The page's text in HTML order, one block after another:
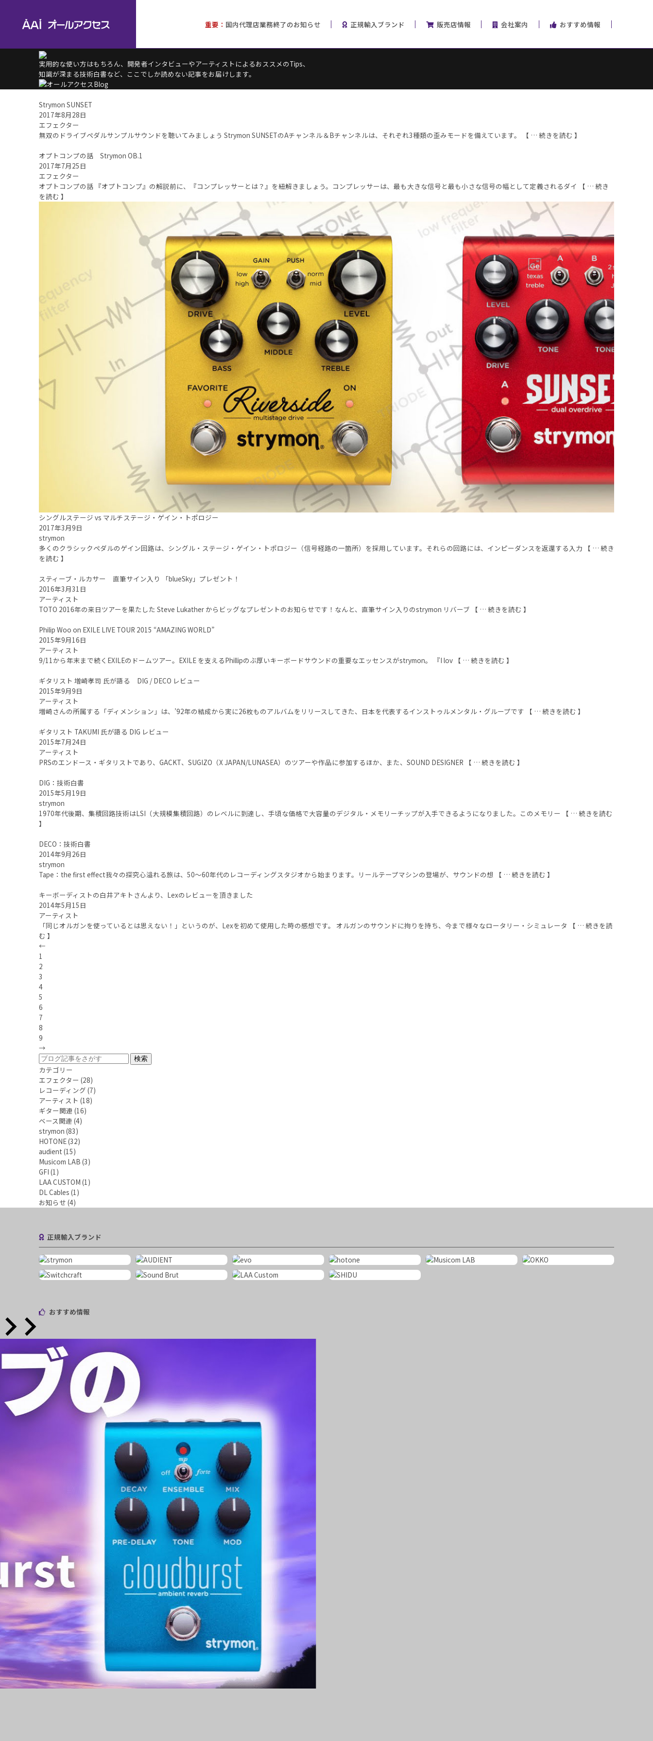
重要： 国内代理店業務終了のお知らせ 正規輸入ブランド 販売店情報 会社案内 おすすめ情報
実用的な使い方はもちろん、開発者インタビューやアーティストによるおススメのTips、
知識が深まる技術白書など、ここでしか読めない記事をお届けします。
Strymon SUNSET
2017年8月28日
エフェクター
無双のドライブペダルサンプルサウンドを聴いてみましょう Strymon SUNSETのAチャンネル＆Bチャンネルは、それぞれ3種類の歪みモードを備えています。 【 … 続きを読む 】
オプトコンプの話 Strymon OB.1
2017年7月25日
エフェクター
オプトコンプの話 『オプトコンプ』の解説前に、『コンプレッサーとは？』を紐解きましょう。コンプレッサーは、最も大きな信号と最も小さな信号の幅として定義されるダイ 【 … 続き
を読む 】
シングルステージ vs マルチステージ・ゲイン・トポロジー
2017年3月9日
strymon
多くのクラシックペダルのゲイン回路は、シングル・ステージ・ゲイン・トポロジー（信号経路の一箇所）を採用しています。それらの回路には、インピーダンスを返還する入力 【 … 続き
を読む 】
スティーブ・ルカサー 直筆サイン入り 「blueSky」プレゼント！
2016年3月31日
アーティスト
TOTO 2016年の来日ツアーを果たした Steve Lukather からビッグなプレゼントのお知らせです！なんと、直筆サイン入りのstrymon リバーブ 【 … 続きを読む 】
Philip Woo on EXILE LIVE TOUR 2015 “AMAZING WORLD”
2015年9月16日
アーティスト
9/11から年末まで続くEXILEのドームツアー。EXILE を支えるPhillipのぶ厚いキーボードサウンドの重要なエッセンスがstrymon。 『I lov 【 … 続きを読む 】
ギタリスト 増崎孝司 氏が語る DIG / DECO レビュー
2015年9月9日
アーティスト
増崎さんの所属する「ディメンション」は、’92年の結成から実に26枚ものアルバムをリリースしてきた、日本を代表するインストゥルメンタル・グループです 【 … 続きを読む 】
ギタリスト TAKUMI 氏が語る DIG レビュー
2015年7月24日
アーティスト
PRSのエンドース・ギタリストであり、GACKT、SUGIZO（X JAPAN/LUNASEA）のツアーや作品に参加するほか、また、SOUND DESIGNER 【 … 続きを読む 】
DIG：技術白書
2015年5月19日
strymon
1970年代後期、集積回路技術はLSI（大規模集積回路）のレベルに到達し、手頃な価格で大容量のデジタル・メモリーチップが入手できるようになりました。このメモリー 【 … 続きを読む
】
DECO：技術白書
2014年9月26日
strymon
Tape：the first effect我々の探究心溢れる旅は、50〜60年代のレコーディングスタジオから始まります。リールテープマシンの登場が、サウンドの想 【 … 続きを読む 】
キーボーディストの白井アキトさんより、Lexのレビューを頂きました
2014年5月15日
アーティスト
「同じオルガンを使っているとは思えない！」というのが、Lexを初めて使用した時の感想です。 オルガンのサウンドに拘りを持ち、今まで様々なロータリー・シミュレータ 【 … 続きを読
む 】
←
1
2
3
4
5
6
7
8
9
→
カテゴリー
エフェクター (28)
レコーディング (7)
アーティスト (18)
ギター関連 (16)
ベース関連 (4)
strymon (83)
HOTONE(32)
audient (15)
Musicom LAB (3)
GFI (1)
LAA CUSTOM (1)
DL Cables (1)
お知らせ (4)
正規輸入ブランド
おすすめ情報